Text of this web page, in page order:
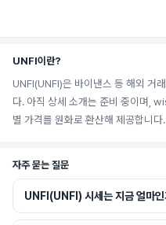
UNFI이란?
UNFI(UNFI)은 바이낸스 등 해외 거
다. 아직 상세 소개는 준비 중이며,
별 가격를 원화로 환산해 제공합니다.
자주 묻는 질문
UNFI(UNFI) 시세는 지금 얼마